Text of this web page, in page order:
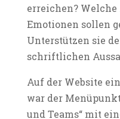
erreichen?
Emotionen sollen
Unterstützen sie
schriftlichen
Auf der Website
war der
und Teams“ mit